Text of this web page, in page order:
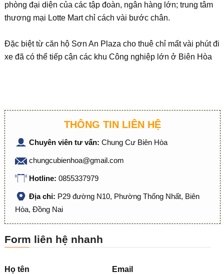
phòng đại diện của các tập đoàn, ngân hàng lớn; trung tâm
thương mại Lotte Mart chỉ cách vài bước chân.
Đặc biệt từ căn hộ Sơn An Plaza cho thuê chỉ mất vài phút đi
xe đã có thể tiếp cận các khu Công nghiệp lớn ở Biên Hòa
THÔNG TIN LIÊN HỆ
Chuyên viên tư vấn: Chung Cư Biên Hòa
chungcubienhoa@gmail.com
Hotline: 0855337979
Địa chỉ: P29 đường N10, Phường Thống Nhất, Biên
Hòa, Đồng Nai
Form liên hệ nhanh
Họ tên Email